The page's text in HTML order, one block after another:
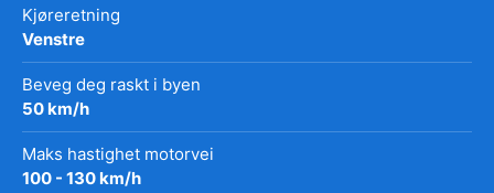
Kjøreretning
Venstre
Beveg deg raskt i byen
50 km/h
Maks hastighet motorvei
100 - 130 km/h